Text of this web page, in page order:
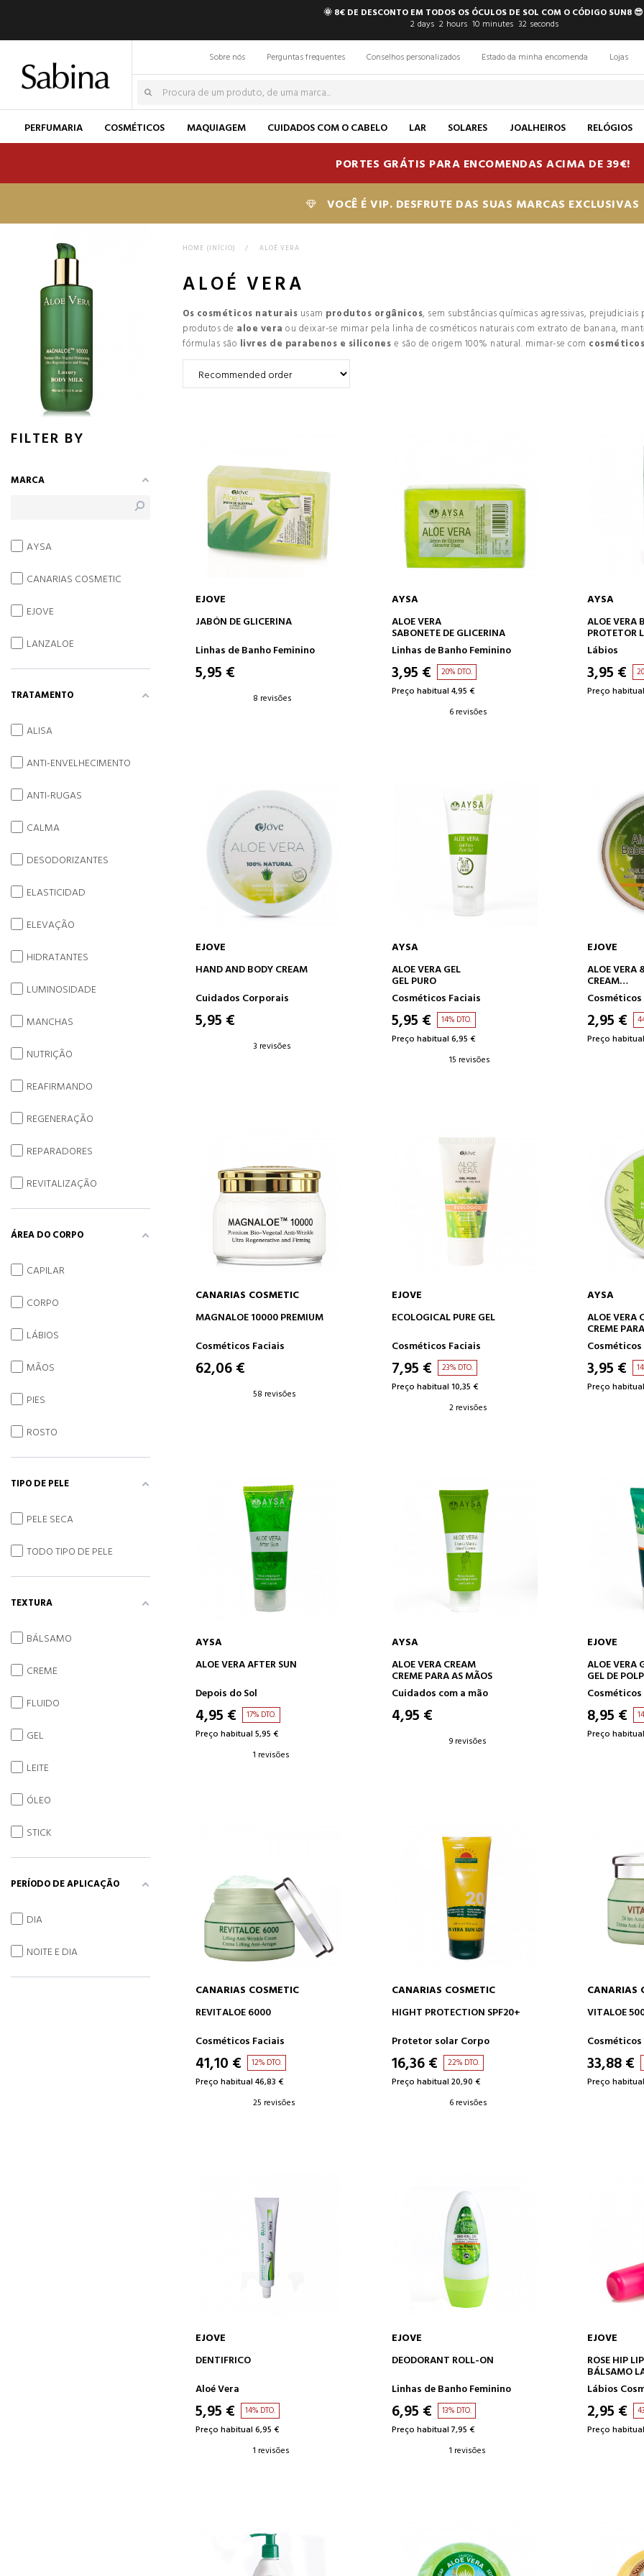
🌞 8€ DE DESCONTO EM TODOS OS ÓCULOS DE SOL COM O CÓDIGO SUN8 😎
2 days 2 hours 10 minutes 31 seconds
Sobre nós Perguntas frequentes Conselhos personalizados Estado da minha encomenda Lojas
PERFUMARIA COSMÉTICOS MAQUIAGEM CUIDADOS COM O CABELO LAR SOLARES JOALHEIROS RELÓGIOS
PORTES GRÁTIS PARA ENCOMENDAS ACIMA DE 39€!
VOCÊ É VIP. DESFRUTE DAS SUAS MARCAS EXCLUSIVAS
HOME (INÍCIO) > ALOÉ VERA
ALOÉ VERA
Os cosméticos naturais usam produtos orgânicos, sem substâncias químicas agressivas,
produtos de aloe vera ou deixar-se mimar pela linha de cosméticos naturais com extrato de banana,
fórmulas são livres de parabenos e siliconese são de origem 100% natural. mimar-se com
ADICIONAR AO CARRINHO
EJOVE
JABÓN DE GLICERINA
Linhas de Banho Feminino
5,95 €
8 revisões
ADICIONAR AO CARRINHO
AYSA
ALOE VERA
SABONETE DE GLICERINA
Linhas de Banho Feminino
3,95 € 20% DTO.
Preço habitual 4,95 €
6 revisões
AYSA
ALOE VERA
PROTETOR
Lábios
3,95 €
Preço
ADICIONAR AO CARRINHO
EJOVE
HAND AND BODY CREAM
Cuidados Corporais
5,95 €
3 revisões
ADICIONAR AO CARRINHO
AYSA
ALOE VERA GEL
GEL PURO
Cosméticos Faciais
5,95 € 14% DTO.
Preço habitual 6,95 €
15 revisões
EJOVE
ALOE VERA
CREAM
CREME DE
CARACOL
2,95 €
Preço
ADICIONAR AO CARRINHO
CANARIAS COSMETIC
MAGNALOE 10000 PREMIUM
Cosméticos Faciais
62,06 €
58 revisões
ADICIONAR AO CARRINHO
EJOVE
ECOLOGICAL PURE GEL
Cosméticos Faciais
7,95 € 23% DTO.
Preço habitual 10,35 €
2 revisões
AYSA
ALOE VERA
CREME
CORPO
3,95 €
Preço
ADICIONAR AO CARRINHO
AYSA
ALOE VERA AFTER SUN
Depois do Sol
4,95 € 17% DTO.
Preço habitual 5,95 €
1 revisões
ADICIONAR AO CARRINHO
AYSA
ALOE VERA CREAM
CREME PARA AS MÃOS
Cuidados com a mão
4,95 €
9 revisões
EJOVE
ALOE VERA
GEL DE
8,95 €
Preço
ADICIONAR AO CARRINHO
CANARIAS COSMETIC
REVITALOE 6000
Cosméticos Faciais
41,10 € 12% DTO.
Preço habitual 46,83 €
25 revisões
ADICIONAR AO CARRINHO
CANARIAS COSMETIC
HIGHT PROTECTION SPF20+
Protetor solar Corpo
16,36 € 22% DTO.
Preço habitual 20,90 €
6 revisões
CANARIAS
VITALOE
33,88 €
Preço
ADICIONAR AO CARRINHO
EJOVE
DENTIFRICO
Aloé Vera
5,95 € 14% DTO.
Preço habitual 6,95 €
1 revisões
ADICIONAR AO CARRINHO
EJOVE
DEODORANT ROLL-ON
Linhas de Banho Feminino
6,95 € 13% DTO.
Preço habitual 7,95 €
1 revisões
EJOVE
ROSE HIP
BÁLSAMO
MOSQUETA
Lábios
2,95 €
Preço
FILTER BY
MARCA
AYSA
CANARIAS COSMETIC
EJOVE
LANZALOE
TRATAMENTO
ALISA
ANTI-ENVELHECIMENTO
ANTI-RUGAS
CALMA
DESODORIZANTES
ELASTICIDAD
ELEVAÇÃO
HIDRATANTES
LUMINOSIDADE
MANCHAS
NUTRIÇÃO
REAFIRMANDO
REGENERAÇÃO
REPARADORES
REVITALIZAÇÃO
ÁREA DO CORPO
CAPILAR
CORPO
LÁBIOS
MÃOS
PIES
ROSTO
TIPO DE PELE
PELE SECA
TODO TIPO DE PELE
TEXTURA
BÁLSAMO
CREME
FLUIDO
GEL
LEITE
ÓLEO
STICK
PERÍODO DE APLICAÇÃO
DIA
NOITE E DIA